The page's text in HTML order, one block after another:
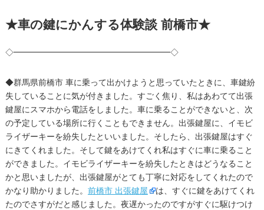
★車の鍵にかんする体験談 前橋市★
◇━━━━━━━━━━━━━━━━━━━◇
◆群馬県前橋市 車に乗って出かけようと思っていたときに、車鍵紛
失していることに気が付きました。すごく焦り、私はあわてて出張
鍵屋にスマホから電話をしました。車に乗ることができないと、次
の予定している場所に行くこともできません。出張鍵屋に、イモビ
ライザーキーを紛失したといいました。そしたら、出張鍵屋はすぐ
にきてくれました。そして鍵をあけてくれ私はすぐに車に乗ること
ができました。イモビライザーキーを紛失したときはどうなること
かと思いましたが、出張鍵屋がとても丁寧に対応をしてくれたので
かなり助かりました。 前橋市 出張鍵屋
は、すぐに鍵をあけてくれ
たのでさすがだと感じました。夜遅かったのですがすぐに駆けつけ